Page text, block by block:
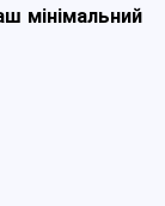
мінімальний